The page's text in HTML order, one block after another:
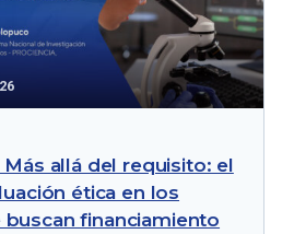
allá del requisito: el
ética en los
financiamiento